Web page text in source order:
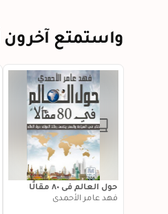
واستمتع آخرون
حول العالم في ٨٠ مقالًا
فهد عامر الأحمدي